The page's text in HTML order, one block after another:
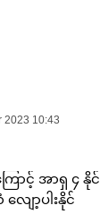
2023 10:43
ောင့် အာရှ ၄
ော့ပါးနိုင်